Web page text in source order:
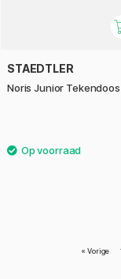
STAEDTLER
Noris Junior Tekendoos
« Vorige